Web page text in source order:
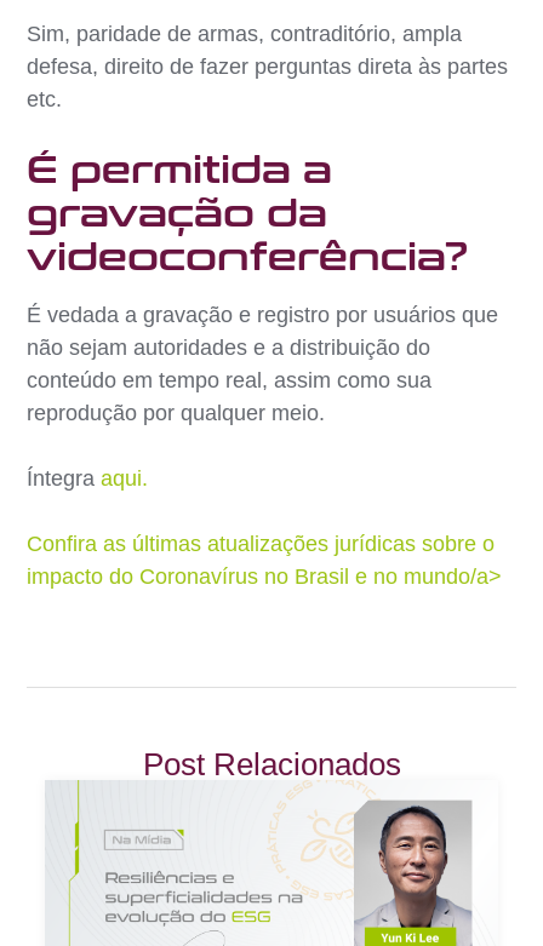
Sim, paridade de armas, contraditório, ampla
defesa, direito de fazer perguntas direta às partes
etc.
É permitida a
gravação da
videoconferência?
É vedada a gravação e registro por usuários que
não sejam autoridades e a distribuição do
conteúdo em tempo real, assim como sua
reprodução por qualquer meio.
Íntegraaqui.
Confira as últimas atualizações jurídicas sobre o
impacto do Coronavírus no Brasil e no mundo/a>
Post Relacionados